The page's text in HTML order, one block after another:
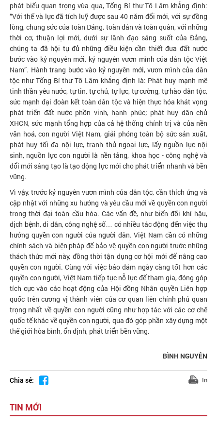
phát biểu quan trọng vừa qua, Tổng Bí thư Tô Lâm khẳng định:
“Với thế và lực đã tích luỹ được sau 40 năm đổi mới, với sự đồng
lòng, chung sức của toàn Đảng, toàn dân và toàn quân, với những
thời cơ, thuận lợi mới, dưới sự lãnh đạo sáng suốt của Đảng,
chúng ta đã hội tụ đủ những điều kiện cần thiết đưa đất nước
bước vào kỷ nguyên mới, kỷ nguyên vươn mình của dân tộc Việt
Nam”. Hành trang bước vào kỷ nguyên mới, vươn mình của dân
tộc như Tổng Bí thư Tô Lâm khẳng định là: Phát huy mạnh mẽ
tinh thần yêu nước, tự tin, tự chủ, tự lực, tự cường, tự hào dân tộc,
sức mạnh đại đoàn kết toàn dân tộc và hiện thực hóa khát vọng
phát triển đất nước phồn vinh, hạnh phúc; phát huy dân chủ
XHCN, sức mạnh tổng hợp của cả hệ thống chính trị và của nền
văn hoá, con người Việt Nam, giải phóng toàn bộ sức sản xuất,
phát huy tối đa nội lực, tranh thủ ngoại lực, lấy nguồn lực nội
sinh, nguồn lực con người là nền tảng, khoa học - công nghệ và
đổi mới sáng tạo là tạo động lực mới cho phát triển nhanh và bền
vững.
Vì vậy, trước kỷ nguyên vươn mình của dân tộc, cần thích ứng và
cập nhật với những xu hướng và yêu cầu mới về quyền con người
trong thời đại toàn cầu hóa. Các vấn đề, như biến đổi khí hậu,
dịch bệnh, di dân, công nghệ số… có nhiều tác động đến việc thụ
hưởng quyền con người của người dân. Việt Nam cần có những
chính sách và biện pháp để bảo vệ quyền con người trước những
thách thức mới này, đồng thời tận dụng cơ hội mới để nâng cao
quyền con người. Cùng với việc bảo đảm ngày càng tốt hơn các
quyền con người, Việt Nam tiếp tục nỗ lực để tham gia, đóng góp
tích cực vào các hoạt động của Hội đồng Nhân quyền Liên hợp
quốc trên cương vị thành viên của cơ quan liên chính phủ quan
trọng nhất về quyền con người cũng như hợp tác với các cơ chế
quốc tế khác về quyền con người, qua đó góp phần xây dựng một
thế giới hòa bình, ổn định, phát triển bền vững.
BÌNH NGUYÊN
Chia sẻ: In
TIN MỚI